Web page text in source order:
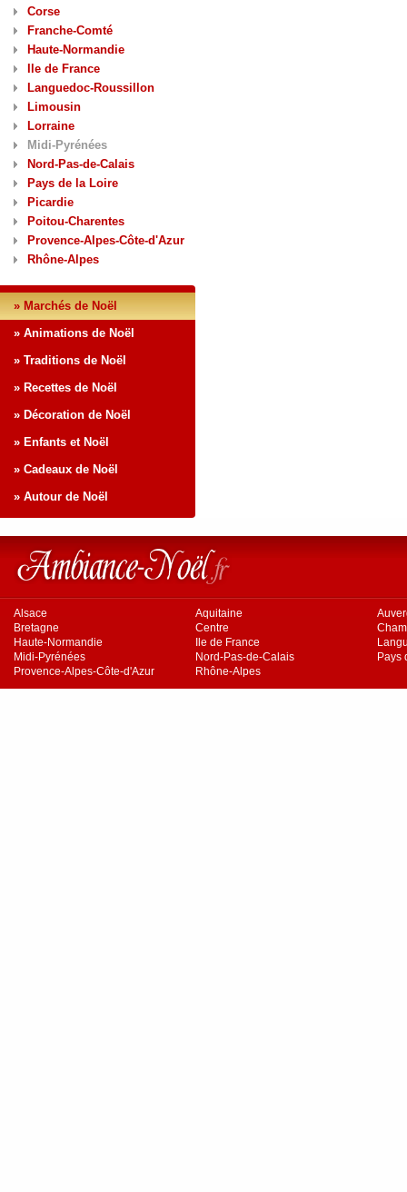
Corse
Franche-Comté
Haute-Normandie
Ile de France
Languedoc-Roussillon
Limousin
Lorraine
Midi-Pyrénées
Nord-Pas-de-Calais
Pays de la Loire
Picardie
Poitou-Charentes
Provence-Alpes-Côte-d'Azur
Rhône-Alpes
» Marchés de Noël
» Animations de Noël
» Traditions de Noël
» Recettes de Noël
» Décoration de Noël
» Enfants et Noël
» Cadeaux de Noël
» Autour de Noël
Alsace Aquitaine
Bretagne
Centre
Haute-Normandie
Ile de France
Midi-Pyrénées
Nord-Pas-de-Calais
Pays
Provence-Alpes-Côte-d'Azur
Rhône-Alpes